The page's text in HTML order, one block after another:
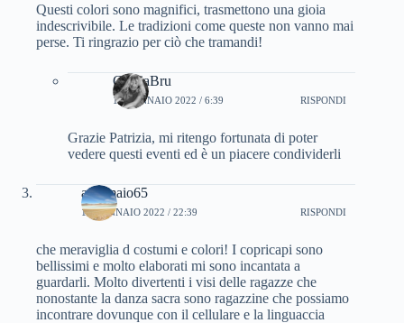
Questi colori sono magnifici, trasmettono una gioia
indescrivibile. Le tradizioni come queste non vanno mai
perse. Ti ringrazio per ciò che tramandi!
CinziaBru
12 GENNAIO 2022 / 6:39 RISPONDI
Grazie Patrizia, mi ritengo fortunata di poter
vedere questi eventi ed è un piacere condividerli
antomaio65
11 GENNAIO 2022 / 22:39 RISPONDI
che meraviglia d costumi e colori! I copricapi sono
bellissimi e molto elaborati mi sono incantata a
guardarli. Molto divertenti i visi delle ragazze che
nonostante la danza sacra sono ragazzine che possiamo
incontrare dovunque con il cellulare e la linguaccia